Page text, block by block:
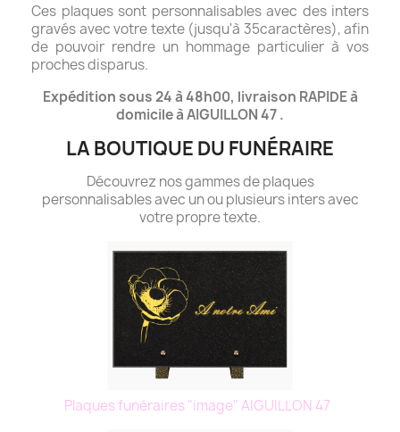
Ces plaques sont personnalisables avec des inters
gravés avec votre texte (jusqu'à 35caractères), afin
de pouvoir rendre un hommage particulier à vos
proches disparus.
Expédition sous 24 à 48h00, livraison RAPIDE à
domicile à AIGUILLON 47 .
LA BOUTIQUE DU FUNÉRAIRE
Découvrez nos gammes de plaques
personnalisables avec un ou plusieurs inters avec
votre propre texte.
Plaques funéraires "image" AIGUILLON 47